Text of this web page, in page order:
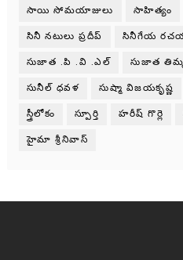
సాయి సోమయాజులు సాహిత్యం
సినీ నటులు ప్రదీప్ సినీగేయ
సుజాత .పి .వి .ఎల్ సుజాత
సునీల్ ధవళ సుష్మా విజయకృష్ణ
స్త్రీలోకం స్పూర్తి హరీష్ గొర్లె
హైమా శ్రీనివాస్